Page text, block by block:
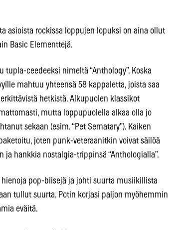
asioista rockissa loppujen lopuksi on aina ollut
Basic Elementtejä.
ceedeeksi nimeltä “Anthology”. Koska
mahtuu yhteensä 58 kappaletta, joista saa
hetkistä. Alkupuolen klassikot
mutta loppupuolella alkaa olla jo
sekaan (esim. “Pet Sematary”). Kaiken
joten punk-veteraanitkin voivat säilöä
hankkia nostalgia-trippinsä “Anthologialla”.
pop-biisejä ja johti suurta musiikillista
tullut suurta. Potin korjasi paljon myöhemmin
eväitä.